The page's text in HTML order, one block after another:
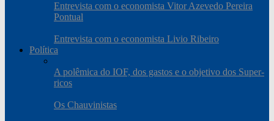
Entrevista com o economista Vitor Azevedo Pereira
Pontual
Entrevista com o economista Livio Ribeiro
Política
A polêmica do IOF, dos gastos e o objetivo dos Super-
ricos
Os Chauvinistas